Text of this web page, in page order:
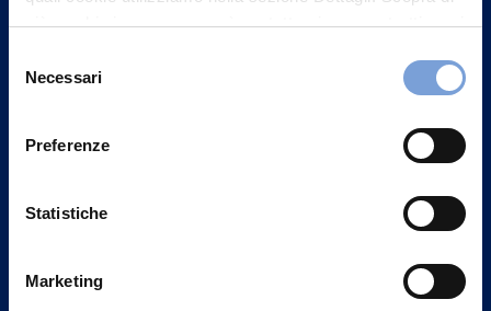
più su chi siamo, come può contattarci e come trattiamo i
può trovare nel footer del sito nella sezione "Informativa
delNecessari
Preferenze
Statistiche
Marketing
Vittoria Assicurazioni S.p.A.
Part. IVA 01329510158